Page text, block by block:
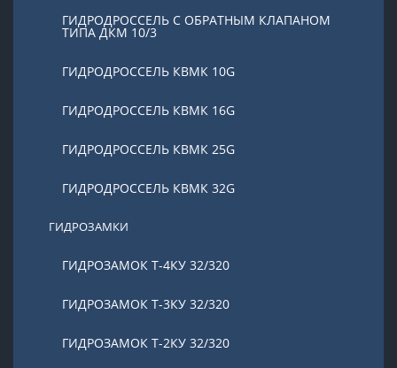
ГИДРОДРОССЕЛЬ С ОБРАТНЫМ КЛАПАНОМ
ТИПА ДКМ 10/3
ГИДРОДРОССЕЛЬ КВМК 10G
ГИДРОДРОССЕЛЬ КВМК 16G
ГИДРОДРОССЕЛЬ КВМК 25G
ГИДРОДРОССЕЛЬ КВМК 32G
ГИДРОЗАМКИ
ГИДРОЗАМОК Т-4КУ 32/320
ГИДРОЗАМОК Т-3КУ 32/320
ГИДРОЗАМОК Т-2КУ 32/320